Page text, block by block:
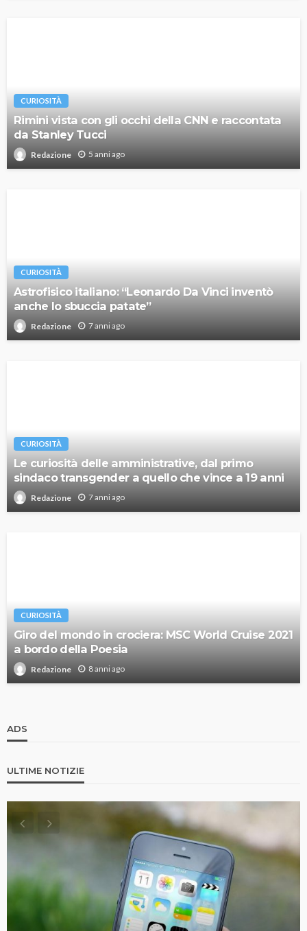
CURIOSITÀ
Rimini vista con gli occhi della CNN e raccontata
da Stanley Tucci
Redazione 5 anni ago
CURIOSITÀ
Astrofisico italiano: “Leonardo Da Vinci inventò
anche lo sbuccia patate”
Redazione 7 anni ago
CURIOSITÀ
Le curiosità delle amministrative, dal primo
sindaco transgender a quello che vince a 19 anni
Redazione 7 anni ago
CURIOSITÀ
Giro del mondo in crociera: MSC World Cruise 2021
a bordo della Poesia
Redazione 8 anni ago
ADS
ULTIME NOTIZIE